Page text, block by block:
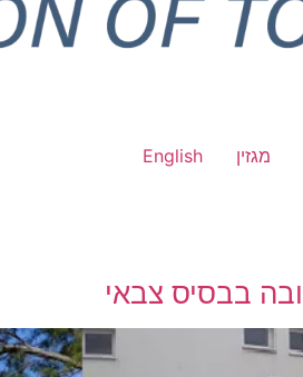
מגזין English